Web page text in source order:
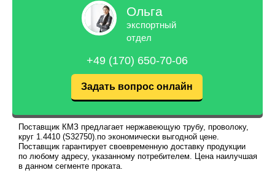
Ольга
экспортный
отдел
+49 (170) 650-70-06
Задать вопрос онлайн
Поставщик КМЗ предлагает нержавеющую трубу, проволоку,
круг 1.4410 (S32750).по экономически выгодной цене.
Поставщик гарантирует своевременную доставку продукции
по любому адресу, указанному потребителем. Цена наилучшая
в данном сегменте проката.